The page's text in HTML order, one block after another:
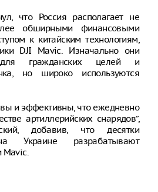
что Россия располагает не
обширными финансовыми
к китайским технологиям,
DJI Mavic. Изначально они
для гражданских целей и
но широко используются
и эффективны, что ежедневно
артиллерийских снарядов”,
добавив, что десятки
Украине разрабатывают
Mavic.